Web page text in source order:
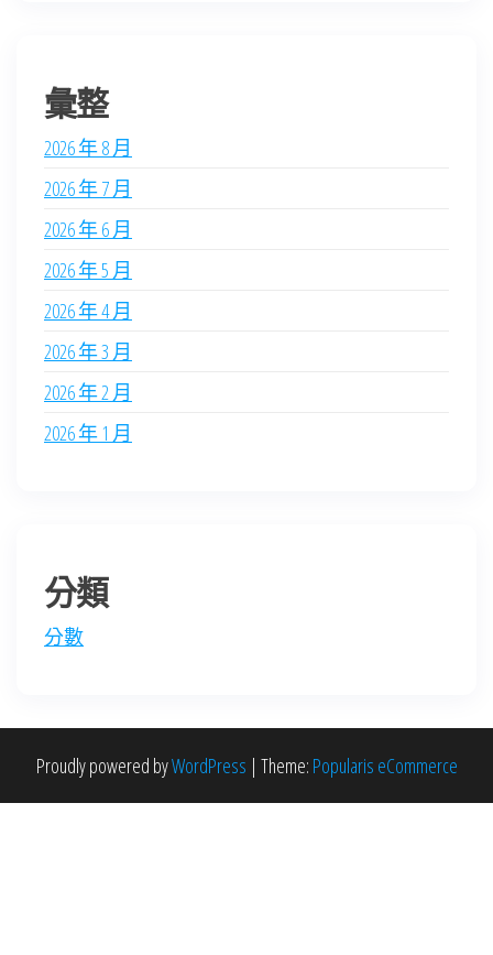
彙整
2026 年 8 月
2026 年 7 月
2026 年 6 月
2026 年 5 月
2026 年 4 月
2026 年 3 月
2026 年 2 月
2026 年 1 月
分類
分數
Proudly powered byWordPress | Theme: Popularis eCommerce